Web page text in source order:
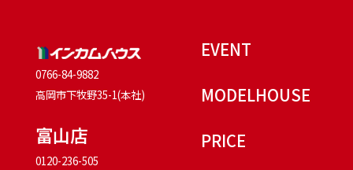
0766-84-9882
高岡市下牧野35-1(本社)
富山店
0120-236-505
EVENT
MODELHOUSE
PRICE